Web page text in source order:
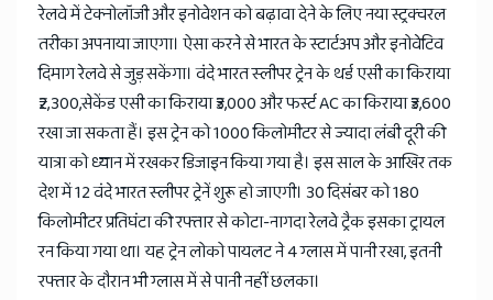
रेलवे में टेक्नोलॉजी और इनोवेशन को बढ़ावा देने के लिए नया स्ट्रक्चरल
तरीका अपनाया जाएगा। ऐसा करने से भारत के स्टार्टअप और इनोवेटिव
दिमाग रेलवे से जुड़ सकेंगा। वंदे भारत स्लीपर ट्रेन के थर्ड एसी का किराया
₹2,300,सेकेंड एसी का किराया ₹3,000 और फर्स्ट AC का किराया ₹3,600
रखा जा सकता हैं। इस ट्रेन को 1000 किलोमीटर से ज्यादा लंबी दूरी की
यात्रा को ध्यान में रखकर डिजाइन किया गया है। इस साल के आखिर तक
देश में 12 वंदे भारत स्लीपर ट्रेनें शुरू हो जाएगी। 30 दिसंबर को 180
किलोमीटर प्रतिघंटा की रफ्तार से कोटा-नागदा रेलवे ट्रैक इसका ट्रायल
रन किया गया था। यह ट्रेन लोको पायलट ने 4 ग्लास में पानी रखा, इतनी
रफ्तार के दौरान भी ग्लास में से पानी नहीं छलका।